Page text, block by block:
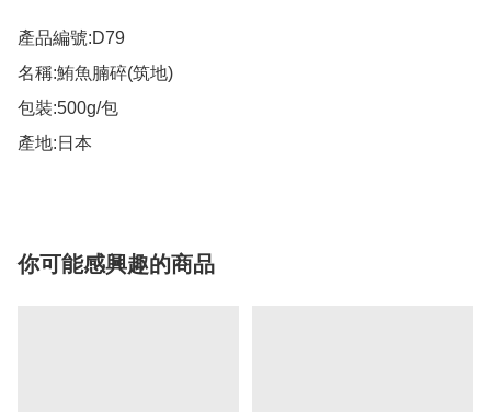
產品編號:D79
名稱:鮪魚腩碎(筑地)
包裝:500g/包
產地:日本
你可能感興趣的商品